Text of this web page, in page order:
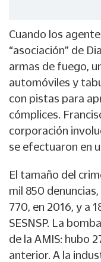
Cuando los
“asociación” de
armas de fuego,
automóviles y
con pistas para
cómplices.
corporación
se efectuaron en
El tamaño del
mil 850 denuncias,
770, en 2016, y a
SESNSP. La
de la AMIS: hubo
anterior. A la